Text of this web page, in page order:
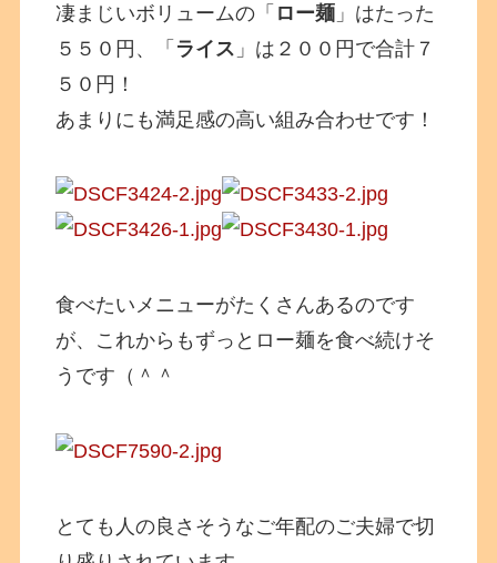
凄まじいボリュームの「 ロー麺 」はたった
５５０円、「 ライス 」は２００円で合計７
５０円！
あまりにも満足感の高い組み合わせです！
食べたいメニューがたくさんあるのです
が、これからもずっとロー麺を食べ続けそ
うです（＾＾
とても人の良さそうなご年配のご夫婦で切